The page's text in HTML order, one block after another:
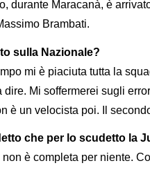
durante Maracanà, è
Brambati.
sulla Nazionale?
mi è piaciuta tutta la
dire. Mi soffermerei sugli
è un velocista poi. Il
che per lo scudetto la
è completa per niente.